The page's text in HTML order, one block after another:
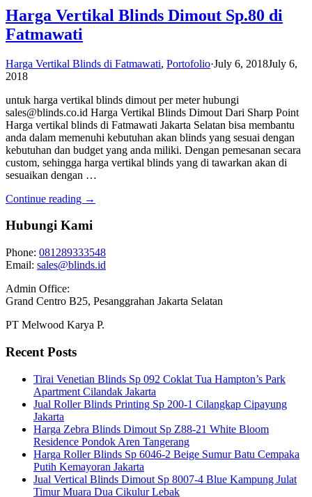
Harga Vertikal Blinds Dimout Sp.80 di
Fatmawati
Harga Vertikal Blinds di Fatmawati, Portofolio·July 6, 2018July 6,
2018
untuk harga vertikal blinds dimout per meter hubungi
sales@blinds.co.id Harga Vertikal Blinds Dimout Dari Sharp Point
Harga vertikal blinds di Fatmawati Jakarta Selatan bisa membantu
anda dalam memenuhi kebutuhan akan blinds yang sesuai dengan
kebutuhan dan budget yang anda miliki. Dengan pemesanan secara
custom, sehingga harga vertikal blinds yang di tawarkan akan di
sesuaikan dengan …
Continue reading →
Hubungi Kami
Phone: 081289333548
Email: sales@blinds.id
Admin Office:
Grand Centro B25, Pesanggrahan Jakarta Selatan
PT Melwood Karya P.
Recent Posts
Tirai Venetian Blinds Sp 092 Coklat Tua Hampton’s Park
Apartment Cilandak Jakarta
Jual Roller Blinds Printing Sp 200-1 Cilangkap Cipayung
Jakarta
Harga Zebra Blinds Dimout Sp Z88-21 White Bloom
Residence Pondok Aren Tangerang
Harga Roller Blinds Sp 6046-2 Beige Sumur Batu Cempaka
Putih Kemayoran Jakarta
Jual Vertical Blinds Dimout Sp 8007-4 Blue Kampung Julat
Timur Muara Dua Cikulur Lebak